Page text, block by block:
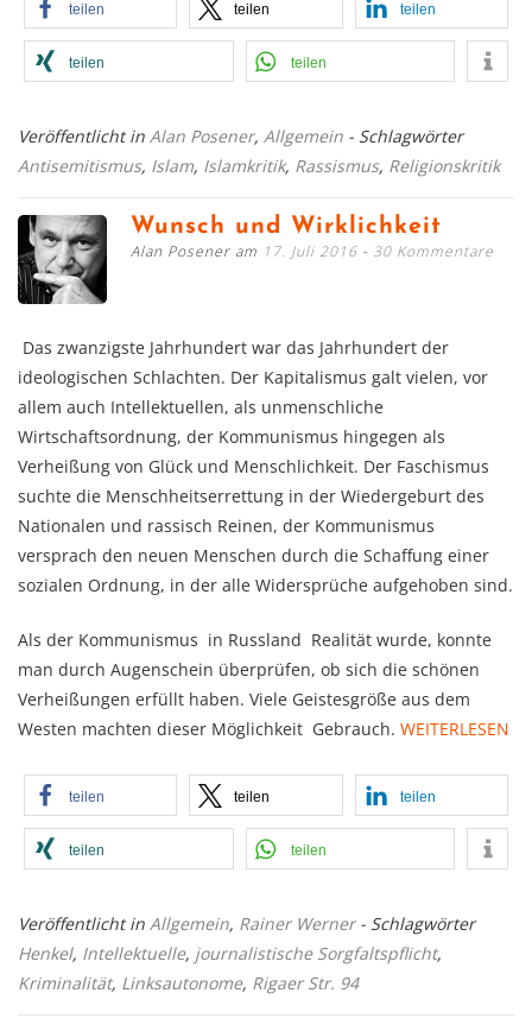
teilen teilen teilen
teilen teilen
Veröffentlicht in Alan Posener, Allgemein - Schlagwörter
Antisemitismus, Islam, Islamkritik, Rassismus, Religionskritik
Wunsch und Wirklichkeit
Alan Posener am 17. Juli 2016 30 Kommentare
Das zwanzigste Jahrhundert war das Jahrhundert der
ideologischen Schlachten. Der Kapitalismus galt vielen, vor
allem auch Intellektuellen, als unmenschliche
Wirtschaftsordnung, der Kommunismus hingegen als
Verheißung von Glück und Menschlichkeit. Der Faschismus
suchte die Menschheitserrettung in der Wiedergeburt des
Nationalen und rassisch Reinen, der Kommunismus
versprach den neuen Menschen durch die Schaffung einer
sozialen Ordnung, in der alle Widersprüche aufgehoben sind.
Als der Kommunismus in Russland Realität wurde, konnte
man durch Augenschein überprüfen, ob sich die schönen
Verheißungen erfüllt haben. Viele Geistesgröße aus dem
Westen machten dieser Möglichkeit Gebrauch. WEITERLESEN
teilen teilen teilen
teilen teilen
Veröffentlicht in Allgemein, Rainer Werner - Schlagwörter
Henkel, Intellektuelle, journalistische Sorgfaltspflicht,
Kriminalität, Linksautonome, Rigaer Str. 94